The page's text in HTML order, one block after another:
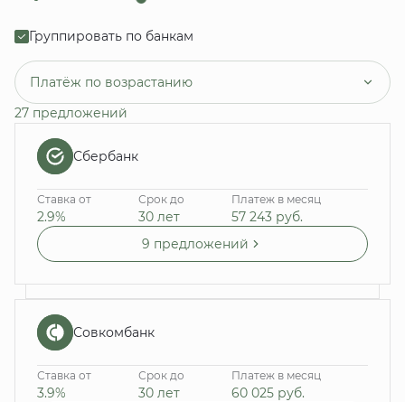
Группировать по банкам
Платёж по возрастанию
27 предложений
Сбербанк
Ставка от
2.9%
Срок до
30 лет
Платеж в месяц
57 243 руб.
9 предложений
Совкомбанк
Ставка от
3.9%
Срок до
30 лет
Платеж в месяц
60 025 руб.